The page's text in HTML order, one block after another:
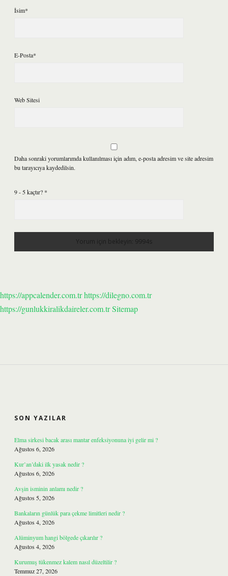
İsim*
E-Posta*
Web Sitesi
Daha sonraki yorumlarımda kullanılması için adım, e-posta adresim ve site adresim
bu tarayıcıya kaydedilsin.
9 - 5 kaçtır? *
https://appcalender.com.trhttps://dilegno.com.tr
https://gunlukkiralikdaireler.com.trSitemap
SON YAZILAR
Elma sirkesi bacak arası mantar enfeksiyonuna iyi gelir mi ?
Ağustos 6, 2026
Kur’an’daki ilk yasak nedir ?
Ağustos 6, 2026
Avşin isminin anlamı nedir ?
Ağustos 5, 2026
Bankaların günlük para çekme limitleri nedir ?
Ağustos 4, 2026
Alüminyum hangi bölgede çıkarılır ?
Ağustos 4, 2026
Kurumuş tükenmez kalem nasıl düzeltilir ?
Temmuz 27, 2026